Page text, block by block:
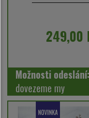
249,00
Možnosti odeslání:
dovezeme my